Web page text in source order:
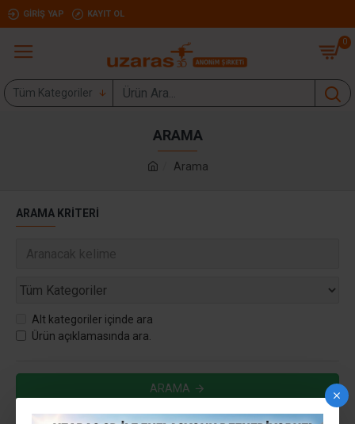
GIRIŞ YAP KAYIT OL
0
Tüm Kategoriler
Arama
ARAMA
ARAMA KRITERI
Alt kategoriler içinde ara
Ürün açıklamasında ara.
ARAMA